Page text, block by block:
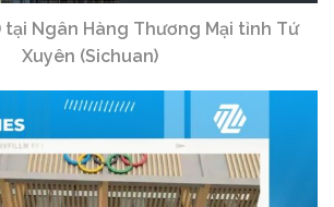
tại Ngân Hàng Thương Mại tỉnh Tứ
Xuyên (Sichuan)